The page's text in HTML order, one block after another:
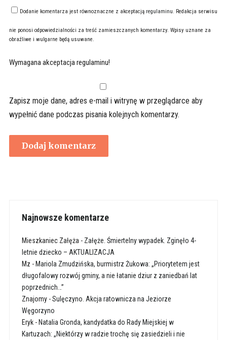
Dodanie komentarza jest równoznaczne z akceptacją regulaminu. Redakcja serwisu
nie ponosi odpowiedzialności za treść zamieszczanych komentarzy. Wpisy uznane za
obraźliwe i wulgarne będą usuwane.
Wymagana akceptacja regulaminu!
Zapisz moje dane, adres e-mail i witrynę w przeglądarce aby
wypełnić dane podczas pisania kolejnych komentarzy.
Najnowsze komentarze
Mieszkaniec Załęża - Załęże. Śmiertelny wypadek. Zginęło 4-
letnie dziecko – AKTUALIZACJA
Mz - Mariola Zmudzińska, burmistrz Żukowa: „Priorytetem jest
długofalowy rozwój gminy, a nie łatanie dziur z zaniedbań lat
poprzednich…”
Znajomy-Sulęczyno. Akcja ratownicza na Jeziorze
Węgorzyno
Eryk- Natalia Gronda, kandydatka do Rady Miejskiej w
Kartuzach: „Niektórzy w radzie trochę się zasiedzieli i nie